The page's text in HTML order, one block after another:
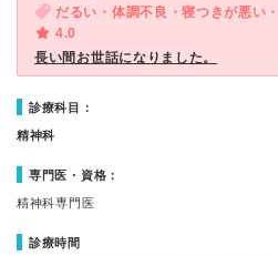
だるい・体調不良・寝つきが悪い
4.0
長い間お世話になりました。
診療科目：
精神科
専門医・資格：
精神科専門医
診療時間